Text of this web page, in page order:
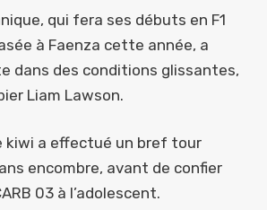
qui fera ses débuts en F1
à Faenza cette année, a
dans des conditions glissantes,
Liam Lawson.
kiwi a effectué un bref tour
encombre, avant de confier
03 à l’adolescent.